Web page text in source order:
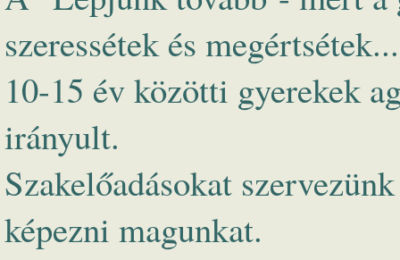
szeressétek és
10-15 év közötti gyerekek
irányult.
Szakelőadásokat
képezni magunkat.